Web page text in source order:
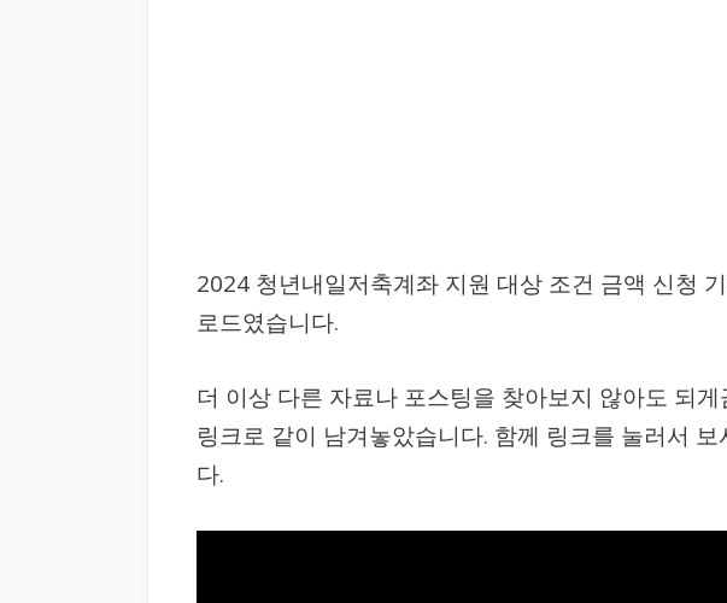
2024 청년내일저축계좌 지원 대상 조건 금액 신청
로드였습니다.
더 이상 다른 자료나 포스팅을 찾아보지 않아도 되
링크로 같이 남겨놓았습니다. 함께 링크를 눌러서
다.